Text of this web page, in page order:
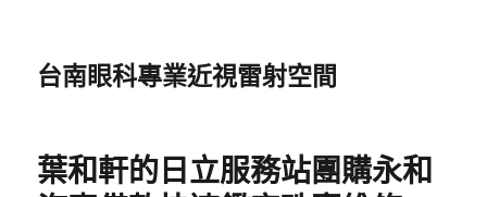
台南眼科專業近視雷射空間
葉和軒的日立服務站團購永和